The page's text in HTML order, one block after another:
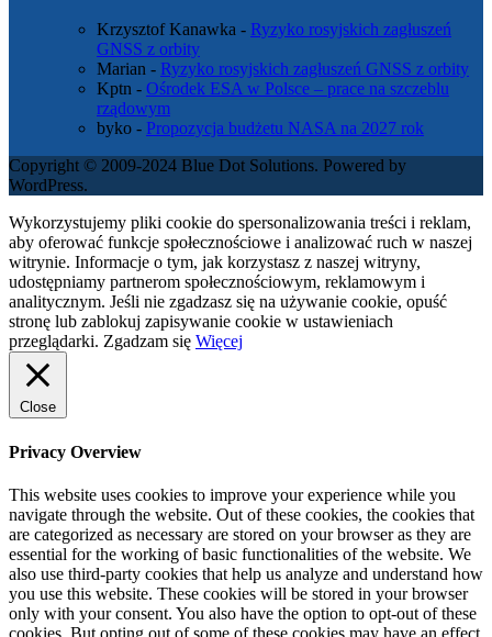
Krzysztof Kanawka - Ryzyko rosyjskich zagłuszeń
GNSS z orbity
Marian - Ryzyko rosyjskich zagłuszeń GNSS z orbity
Kptn - Ośrodek ESA w Polsce – prace na szczeblu
rządowym
byko - Propozycja budżetu NASA na 2027 rok
Copyright © 2009-2024 Blue Dot Solutions. Powered by
WordPress.
Wykorzystujemy pliki cookie do spersonalizowania treści i reklam,
aby oferować funkcje społecznościowe i analizować ruch w naszej
witrynie. Informacje o tym, jak korzystasz z naszej witryny,
udostępniamy partnerom społecznościowym, reklamowym i
analitycznym. Jeśli nie zgadzasz się na używanie cookie, opuść
stronę lub zablokuj zapisywanie cookie w ustawieniach
przeglądarki. Zgadzam się Więcej
Close
Privacy Overview
This website uses cookies to improve your experience while you
navigate through the website. Out of these cookies, the cookies that
are categorized as necessary are stored on your browser as they are
essential for the working of basic functionalities of the website. We
also use third-party cookies that help us analyze and understand how
you use this website. These cookies will be stored in your browser
only with your consent. You also have the option to opt-out of these
cookies. But opting out of some of these cookies may have an effect